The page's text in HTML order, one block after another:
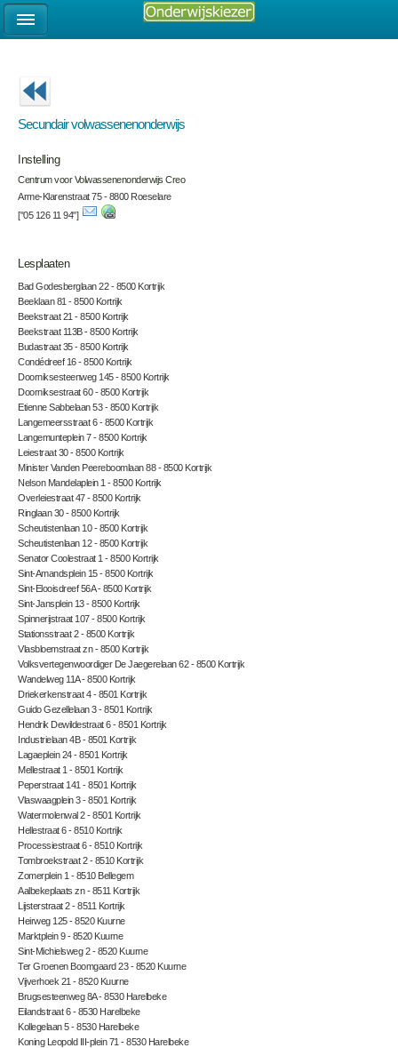
Secundair volwassenenonderwijs
Instelling
Centrum voor Volwassenenonderwijs Creo
Arme-Klarenstraat 75 - 8800 Roeselare
["05 126 11 94"]
Lesplaaten
Bad Godesberglaan 22 - 8500 Kortrijk
Beeklaan 81 - 8500 Kortrijk
Beekstraat 21 - 8500 Kortrijk
Beekstraat 113B - 8500 Kortrijk
Budastraat 35 - 8500 Kortrijk
Condédreef 16 - 8500 Kortrijk
Doorniksesteenweg 145 - 8500 Kortrijk
Doorniksestraat 60 - 8500 Kortrijk
Etienne Sabbelaan 53 - 8500 Kortrijk
Langemeersstraat 6 - 8500 Kortrijk
Langemunteplein 7 - 8500 Kortrijk
Leiestraat 30 - 8500 Kortrijk
Minister Vanden Peereboomlaan 88 - 8500 Kortrijk
Nelson Mandelaplein 1 - 8500 Kortrijk
Overleiestraat 47 - 8500 Kortrijk
Ringlaan 30 - 8500 Kortrijk
Scheutistenlaan 10 - 8500 Kortrijk
Scheutistenlaan 12 - 8500 Kortrijk
Senator Coolestraat 1 - 8500 Kortrijk
Sint-Amandsplein 15 - 8500 Kortrijk
Sint-Elooisdreef 56A - 8500 Kortrijk
Sint-Jansplein 13 - 8500 Kortrijk
Spinnerijstraat 107 - 8500 Kortrijk
Stationsstraat 2 - 8500 Kortrijk
Vlasbloemstraat zn - 8500 Kortrijk
Volksvertegenwoordiger De Jaegerelaan 62 - 8500 Kortrijk
Wandelweg 11A - 8500 Kortrijk
Driekerkenstraat 4 - 8501 Kortrijk
Guido Gezellelaan 3 - 8501 Kortrijk
Hendrik Dewildestraat 6 - 8501 Kortrijk
Industrielaan 4B - 8501 Kortrijk
Lagaeplein 24 - 8501 Kortrijk
Mellestraat 1 - 8501 Kortrijk
Peperstraat 141 - 8501 Kortrijk
Vlaswaagplein 3 - 8501 Kortrijk
Watermolenwal 2 - 8501 Kortrijk
Hellestraat 6 - 8510 Kortrijk
Processiestraat 6 - 8510 Kortrijk
Tombroekstraat 2 - 8510 Kortrijk
Zomerplein 1 - 8510 Bellegem
Aalbekeplaats zn - 8511 Kortrijk
Lijsterstraat 2 - 8511 Kortrijk
Heirweg 125 - 8520 Kuurne
Marktplein 9 - 8520 Kuurne
Sint-Michielsweg 2 - 8520 Kuurne
Ter Groenen Boomgaard 23 - 8520 Kuurne
Vijverhoek 21 - 8520 Kuurne
Brugsesteenweg 8A - 8530 Harelbeke
Eilandstraat 6 - 8530 Harelbeke
Kollegelaan 5 - 8530 Harelbeke
Koning Leopold III-plein 71 - 8530 Harelbeke